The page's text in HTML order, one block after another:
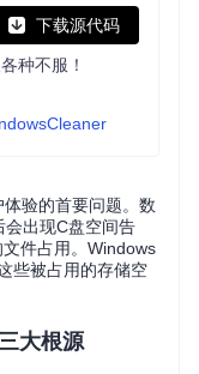
下载源代码
种不服！
验的首要问题。数
出现C盘空间告
件占用。Windows
些被占用的存储空
大根源